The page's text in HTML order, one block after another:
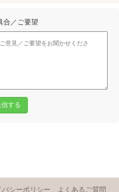
合／ご要望
信する
バシーポリシー よくあるご質問